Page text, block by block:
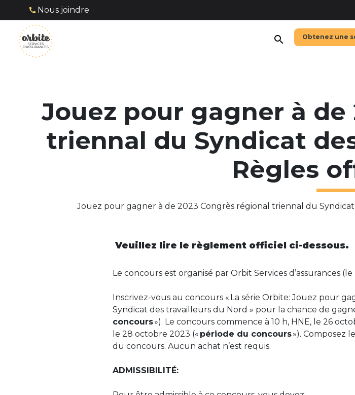
Nous joindre
search Obtenez une
Jouez pour gagner à
triennal du Syndicat
Règles
Jouez pour gagner à de 2023 Congrès régional triennal du
Veuillez lire le règlement officiel ci-dessous.
Le concours est organisé par Orbit Services d’assurances (le
Inscrivez-vous au concours « La série Orbite: Jouez pour
Syndicat des travailleurs du Nord » pour la chance de
concours»). Le concours commence à 10 h, HNE, le 26 octo
le 28 octobre 2023 (« période du concours»). Composez
du concours. Aucun achat n’est requis.
ADMISSIBILITÉ: